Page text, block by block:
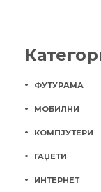
ФУТУРАМА
МОБИЛНИ
КОМПЈУТЕРИ
ГАЏЕТИ
ИНТЕРНЕТ